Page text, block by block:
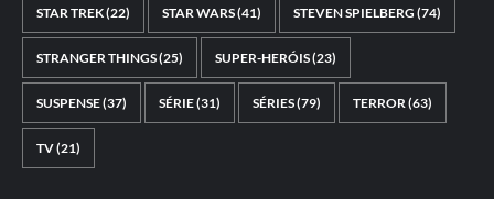
STAR TREK(22) STAR WARS(41) STEVEN SPIELBERG (74)
STRANGER THINGS(25) SUPER-HERÓIS(23)
SUSPENSE(37) SÉRIE(31) SÉRIES(79) TERROR(63)
TV(21)